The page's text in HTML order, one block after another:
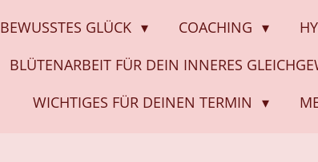
BEWUSSTES GLÜCK COACHING
BLÜTENARBEIT FÜR DEIN INNERES
WICHTIGES FÜR DEINEN TERMIN